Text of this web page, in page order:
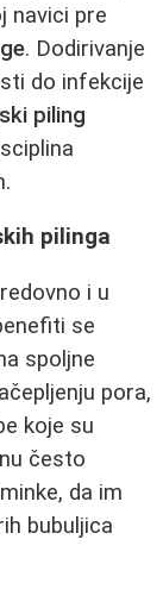
navici pre
. Dodirivanje
do infekcije
piling
pilinga
i u
se
spoljne
pora,
koje su
često
da im
bubuljica